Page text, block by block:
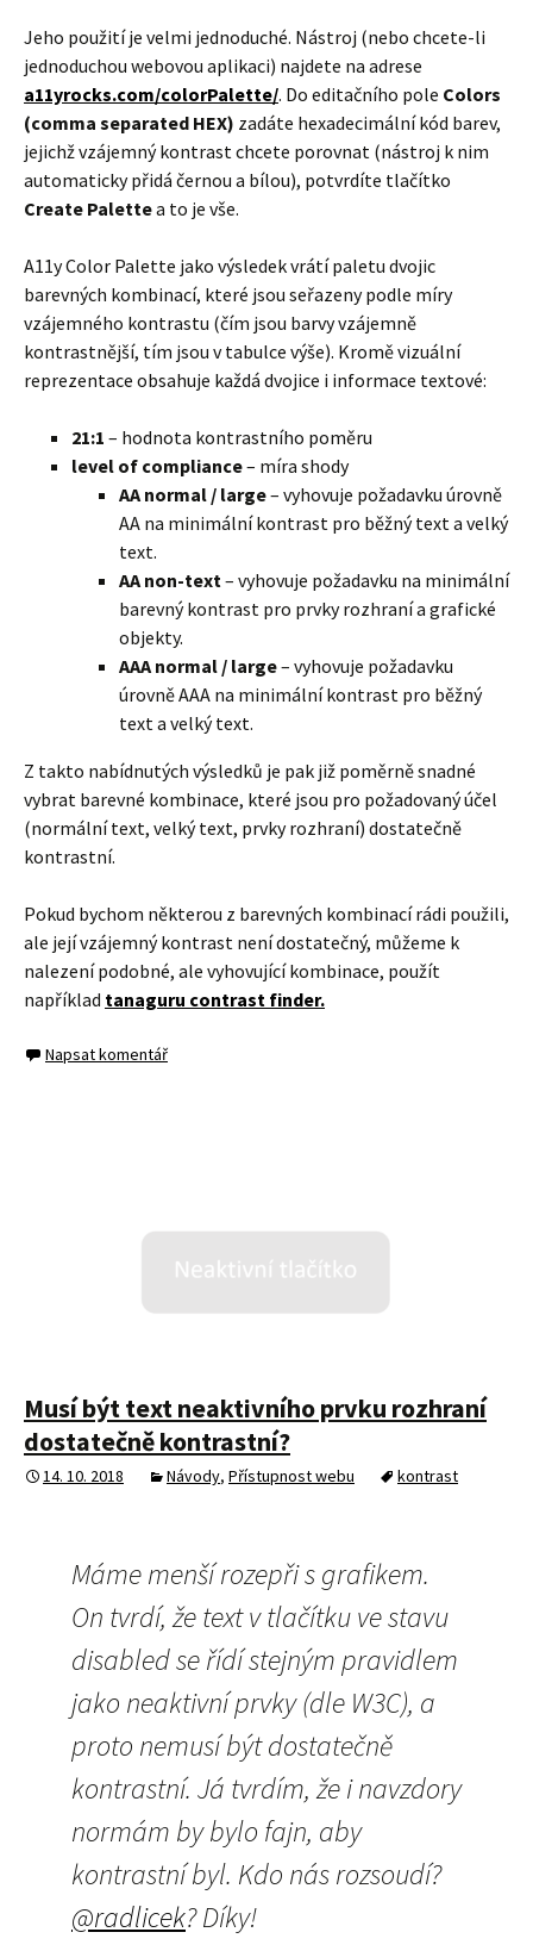
Jeho použití je velmi jednoduché. Nástroj (nebo chcete-li
jednoduchou webovou aplikaci) najdete na adrese
a11yrocks.com/colorPalette/. Do editačního pole Colors
(comma separated HEX) zadáte hexadecimální kód barev,
jejichž vzájemný kontrast chcete porovnat (nástroj k nim
automaticky přidá černou a bílou), potvrdíte tlačítko
Create Palettea to je vše.
A11y Color Palette jako výsledek vrátí paletu dvojic
barevných kombinací, které jsou seřazeny podle míry
vzájemného kontrastu (čím jsou barvy vzájemně
kontrastnější, tím jsou v tabulce výše). Kromě vizuální
reprezentace obsahuje každá dvojice i informace textové:
21:1 – hodnota kontrastního poměru
level of compliance– míra shody
AA normal / large– vyhovuje požadavku úrovně
AA na minimální kontrast pro běžný text a velký
text.
AA non-text – vyhovuje požadavku na minimální
barevný kontrast pro prvky rozhraní a grafické
objekty.
AAA normal / large– vyhovuje požadavku
úrovně AAA na minimální kontrast pro běžný
text a velký text.
Z takto nabídnutých výsledků je pak již poměrně snadné
vybrat barevné kombinace, které jsou pro požadovaný účel
(normální text, velký text, prvky rozhraní) dostatečně
kontrastní.
Pokud bychom některou z barevných kombinací rádi použili,
ale její vzájemný kontrast není dostatečný, můžeme k
nalezení podobné, ale vyhovující kombinace, použít
například tanaguru contrast finder.
Napsat komentář
Musí být text neaktivního prvku rozhraní
dostatečně kontrastní?
14. 10. 2018 Návody, Přístupnost webu kontrast
Máme menší rozepři s grafikem.
On tvrdí, že text v tlačítku ve stavu
disabled se řídí stejným pravidlem
jako neaktivní prvky (dle W3C), a
proto nemusí být dostatečně
kontrastní. Já tvrdím, že i navzdory
normám by bylo fajn, aby
kontrastní byl. Kdo nás rozsoudí?
@radlicek? Díky!